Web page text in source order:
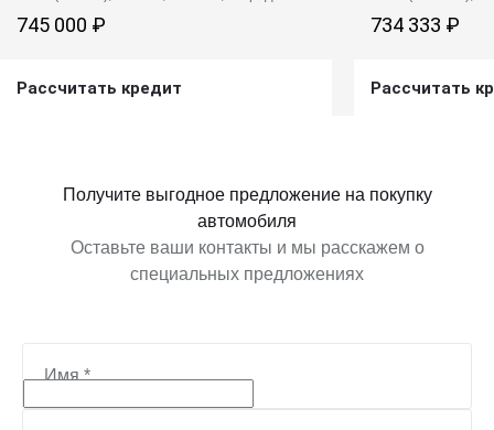
745 000 ₽
Рассчитать кредит
734 333 ₽
Рассчитать
Получите выгодное предложение на покупку
автомобиля
Оставьте ваши контакты и мы расскажем о
специальных предложениях
Имя*